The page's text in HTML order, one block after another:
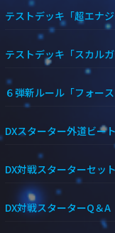
テストデッキ「超エナ
テストデッキ「スカル
６弾新ルール「フォー
DXスターター外道ビー
DX対戦スターターセッ
DX対戦スターターQ＆A